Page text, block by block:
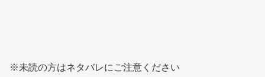
※未読の方はネタバレにご注意ください